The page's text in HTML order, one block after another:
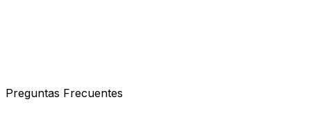
Agenda tu valoración
Preguntas Frecuentes